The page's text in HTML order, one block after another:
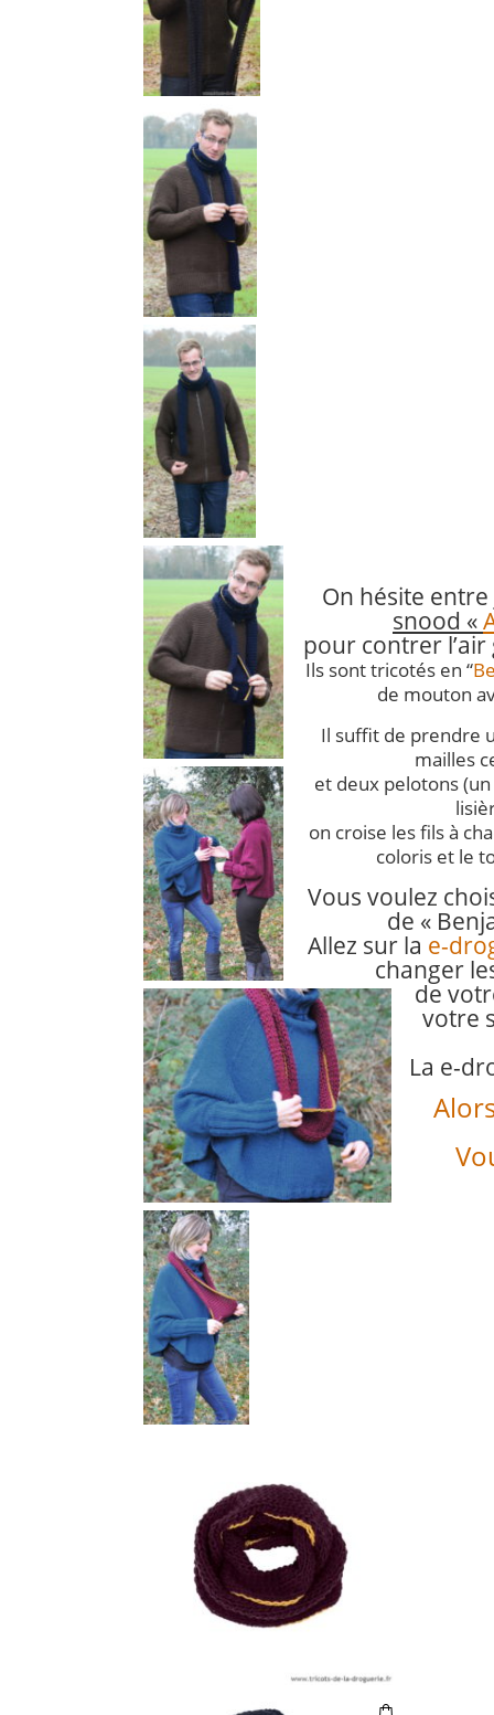
On hésite entre
snood «
pour contrer l’air
Ils sont tricotés en “
de mouton
Il suffit de prendre
mailles
et deux pelotons
on croise les fils à
coloris et le
Vous voulez
de «
Allez sur la e-
changer
de
votre
La e-